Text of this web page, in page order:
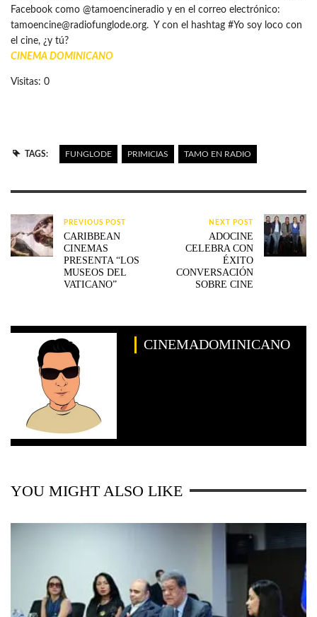
Facebook como @tamoencineradio y en el correo electrónico:
tamoencine@radiofunglode.org. Y con el hashtag #Yo soy loco con
el cine, ¿y tú?
CINEMA DOMINICANO
Visitas: 0
TAGS: FUNGLODE PRIMICIAS TAMO EN RADIO
PREVIOUS POST
CARIBBEAN
CINEMAS
PRESENTA “LOS
MUSEOS DEL
VATICANO”
NEXT POST
ADOCINE
CELEBRA CON
ÉXITO
CONVERSACIÓN
SOBRE CINE
CINEMADOMINICANO
YOU MIGHT ALSO LIKE